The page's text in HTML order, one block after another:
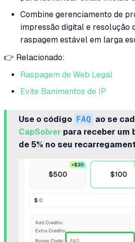
Combine gerenciamento de
impressão digital e resolução
raspagem estável em larga
👉 Relacionado:
Raspagem de Web Legal
Evite Banimentos de IP
Use o código FAQ ao se
CapSolver para receber um
de 5% no seu